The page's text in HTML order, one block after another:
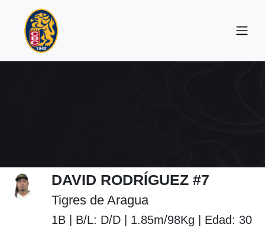
DAVID RODRÍGUEZ #7
Tigres de Aragua
1B | B/L: D/D | 1.85m/98Kg | Edad: 30